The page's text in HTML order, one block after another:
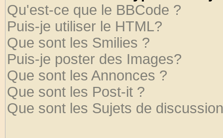
Qu'est-ce que le BBCode ?
Puis-je utiliser le HTML?
Que sont les Smilies ?
Puis-je poster des Images?
Que sont les Annonces ?
Que sont les Post-it ?
Que sont les Sujets de